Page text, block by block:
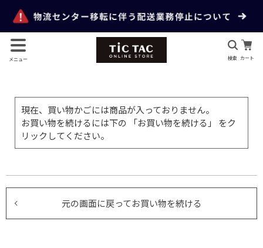
メニュー 検索 カート
現在、買い物かごには商品が入っておりません。
お買い物を続けるには下の 「お買い物を続ける」 をク
リックしてください。
元の画面に戻ってお買い物を続ける